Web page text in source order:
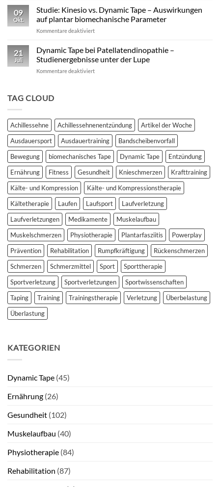
Tape
vs.
Kinesiotape
–
wissenschaftlich
fundierter
09
Okt.
Studie: Kinesio vs. Dynamic Tape – Auswirkungen
auf plantar biomechanische Parameter
Kommentare deaktiviertfür
Kinesio
vs.
Dynamic
Tape
Parameter
21
Juli
Dynamic Tape bei Patellatendinopathie –
Studienergebnisse unter der Lupe
Kommentare deaktiviertfür
Studienergebnisse
unter
der
Lupe
TAG CLOUD
Achillessehne Achillessehnenentzündung
Artikel der Woche
Ausdauersport
Ausdauertraining
Bandscheibenvorfall
Bewegung
biomechanisches Tape Dynamic Tape
Entzündung
Ernährung
Fitness Gesundheit Knieschmerzen
Krafttraining
Kälte- und Kompression
Kälte- und Kompressionstherapie
Kältetherapie
Laufen Laufsport
Laufverletzung
Laufverletzungen
Medikamente
Muskelaufbau
Muskelschmerzen
Physiotherapie Plantarfasziitis
Powerplay
Prävention
Rehabilitation Rumpfkräftigung
Rückenschmerzen
Schmerzen
Schmerzmittel Sport
Sporttherapie
Sportverletzung
Sportverletzungen
Sportwissenschaften
Taping
Training Trainingstherapie Verletzung
Überbelastung
Überlastung
KATEGORIEN
Dynamic Tape (45)
Ernährung (26)
Gesundheit (102)
Muskelaufbau (40)
Physiotherapie (84)
Rehabilitation (87)